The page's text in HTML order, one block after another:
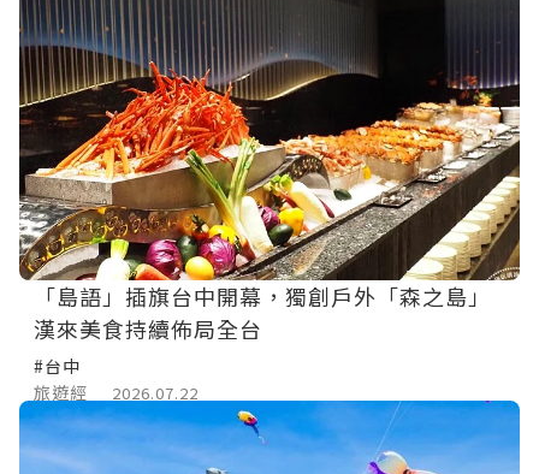
「島語」插旗台中開幕，獨創戶外「森之島」
漢來美食持續佈局全台
#台中
旅遊經
2026.07.22